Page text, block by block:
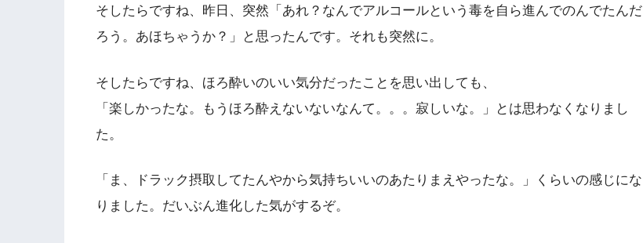
そしたらですね、昨日、突然「あれ？なんでアルコールという毒を自ら進んでのんでたんだ
ろう。あほちゃうか？」と思ったんです。それも突然に。
そしたらですね、ほろ酔いのいい気分だったことを思い出しても、
「楽しかったな。もうほろ酔えないないなんて。。。寂しいな。」とは思わなくなりまし
た。
「ま、ドラック摂取してたんやから気持ちいいのあたりまえやったな。」くらいの感じにな
りました。だいぶん進化した気がするぞ。